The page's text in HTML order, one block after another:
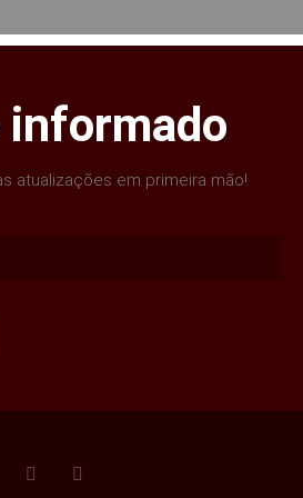
informado
atualizações em primeira mão!